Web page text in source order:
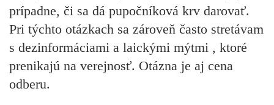
prípadne, či sa dá pupočníková krv darovať.
Pri týchto otázkach sa zároveň často stretávam
s dezinformáciami a laickými mýtmi , ktoré
prenikajú na verejnosť. Otázna je aj cena
odberu.